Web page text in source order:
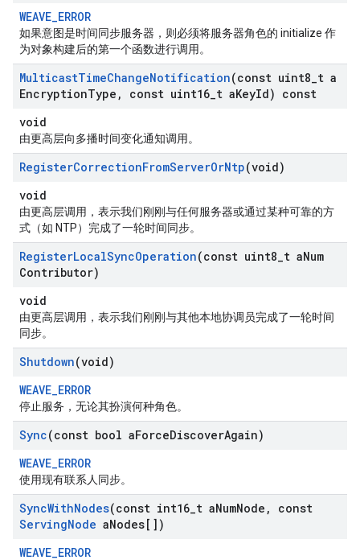
WEAVE_ERROR
如果意图是时间同步服务器，则必须将服务器角色的 initialize 作
为对象构建后的第一个函数进行调用。
MulticastTimeChangeNotification(const uint8 t a
EncryptionType , const uint16 t aKeyId) const
void
由更高层向多播时间变化通知调用。
RegisterCorrectionFromServerOrNtp(void)
void
由更高层调用，表示我们刚刚与任何服务器或通过某种可靠的方
式（如 NTP）完成了一轮时间同步。
RegisterLocalSyncOperation(const uint8 t aNum
Contributor)
void
由更高层调用，表示我们刚刚与其他本地协调员完成了一轮时间
同步。
Shutdown(void)
WEAVE_ERROR
停止服务，无论其扮演何种角色。
Sync(const bool aForceDiscoverAgain)
WEAVE_ERROR
使用现有联系人同步。
SyncWithNodes(const int16 t aNumNode ,
const
ServingNode aNodes[])
WEAVE_ERROR